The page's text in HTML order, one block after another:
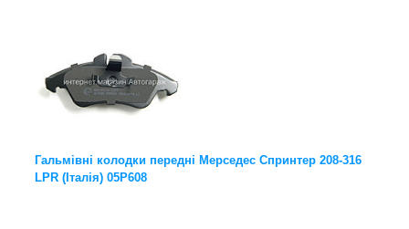
Гальмівні колодки передні Мерседес Спринтер 208-316
LPR (Італія) 05P608